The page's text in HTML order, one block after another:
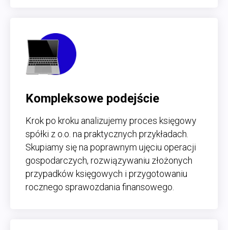
Kompleksowe podejście
Krok po kroku analizujemy proces księgowy
spółki z o.o. na praktycznych przykładach.
Skupiamy się na poprawnym ujęciu operacji
gospodarczych, rozwiązywaniu złożonych
przypadków księgowych i przygotowaniu
rocznego sprawozdania finansowego.